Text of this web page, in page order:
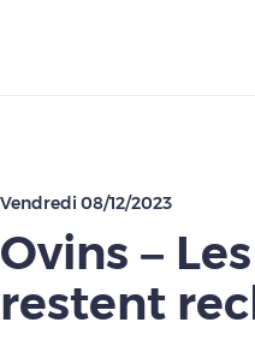
Vendredi 08/12/2023
Ovins –
restent